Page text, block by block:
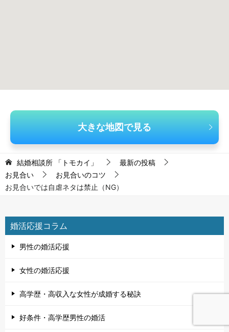
大きな地図で見る
結婚相談所 「トモカイ」
最新の投稿
お見合い
お見合いのコツ
お見合いでは自虐ネタは禁止（NG）
婚活応援コラム
男性の婚活応援
女性の婚活応援
高学歴・高収入な女性が成婚する秘訣
好条件・高学歴男性の婚活